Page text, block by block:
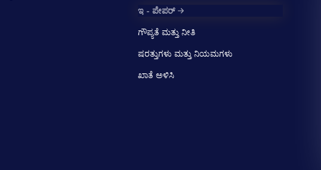
ಇ - ಪೇಪರ್
ಗೌಪ್ಯತೆ ಮತ್ತು ನೀತಿ
ಷರತ್ತುಗಳು ಮತ್ತು ನಿಯಮಗಳು
ಖಾತೆ ಅಳಿಸಿ